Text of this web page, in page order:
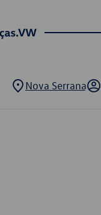
Nova Serrana